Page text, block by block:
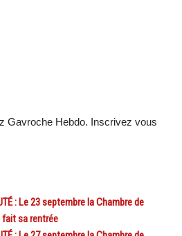
Gavroche Hebdo. Inscrivez vous
: Le 23 septembre la Chambre de
sa rentrée